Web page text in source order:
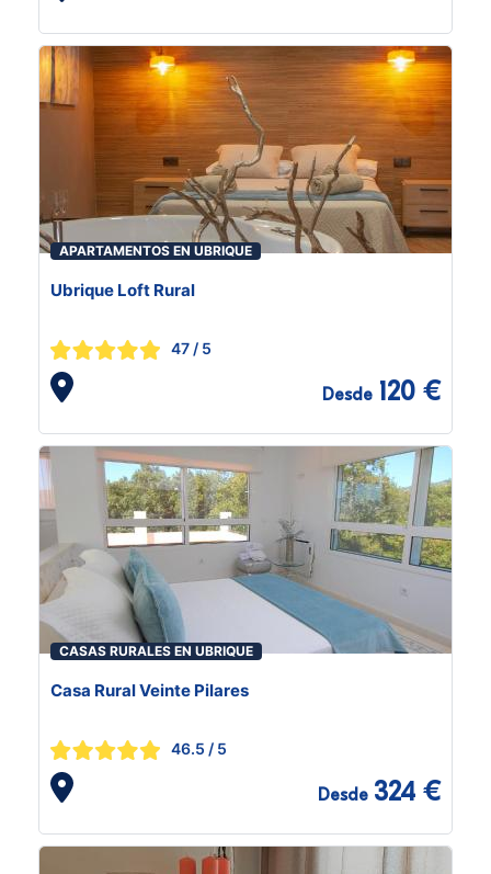
APARTAMENTOS EN UBRIQUE
Ubrique Loft Rural
47 / 5
Desde 120 €
CASAS RURALES EN UBRIQUE
Casa Rural Veinte Pilares
46.5 / 5
Desde 324 €